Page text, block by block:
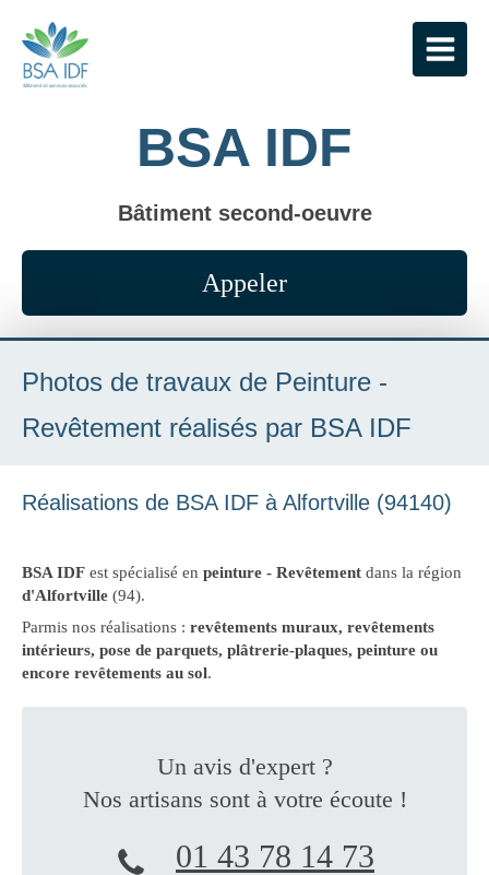
BSA IDF
Bâtiment second-oeuvre
Appeler
Photos de travaux de Peinture -
Revêtement réalisés par BSA IDF
Réalisations de BSA IDF à Alfortville (94140)
BSA IDF est spécialisé en peinture - Revêtement dans la région
d'Alfortville (94).
Parmis nos réalisations : revêtements muraux, revêtements
intérieurs, pose de parquets, plâtrerie-plaques, peinture ou
encore revêtements au sol.
Un avis d'expert ?
Nos artisans sont à votre écoute !
01 43 78 14 73